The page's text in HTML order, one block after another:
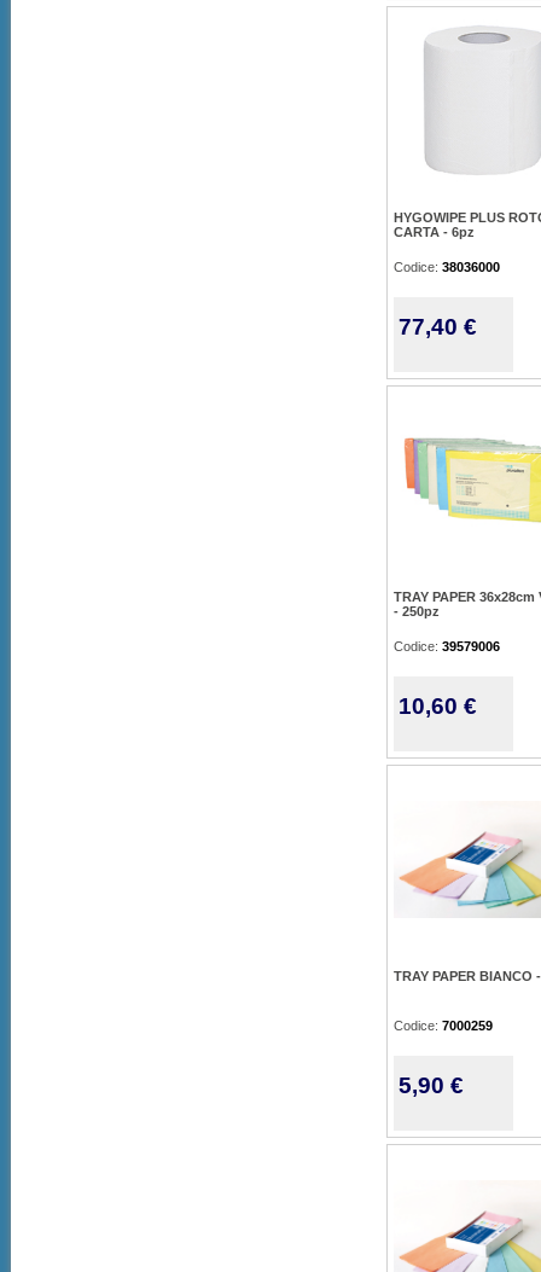
HYGOWIPE PLUS
CARTA - 6pz
Codice: 38036000
77,40 €
TRAY PAPER 36x28cm
- 250pz
Codice: 39579006
10,60 €
TRAY PAPER BIANCO
Codice: 7000259
5,90 €